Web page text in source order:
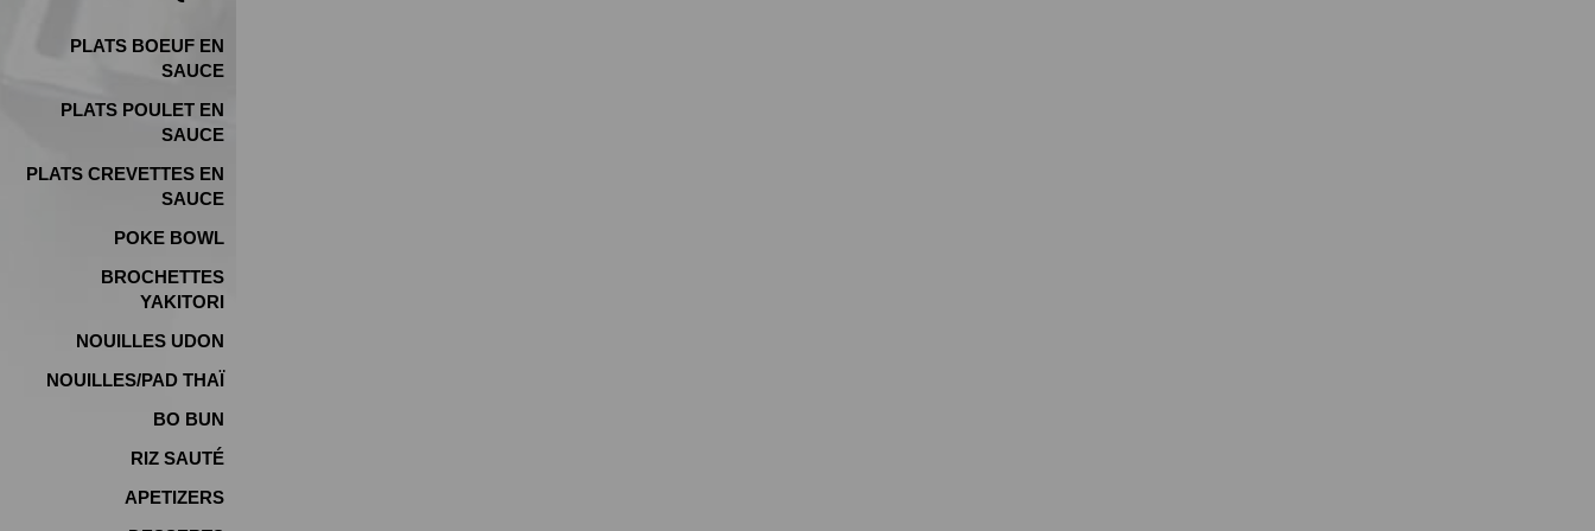
PLATS BOEUF EN
SAUCE
PLATS POULET EN
SAUCE
PLATS CREVETTES EN
SAUCE
POKE BOWL
BROCHETTES
YAKITORI
NOUILLES UDON
NOUILLES/PAD THAÏ
BO BUN
RIZ SAUTÉ
APETIZERS